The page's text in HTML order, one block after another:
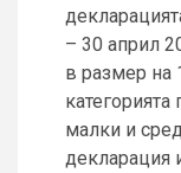
– 30 април
в размер на
малки и
декларация